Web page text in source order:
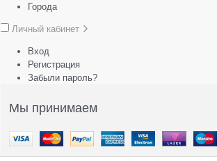
Города
Личный кабинет
Вход
Регистрация
Забыли пароль?
Мы принимаем